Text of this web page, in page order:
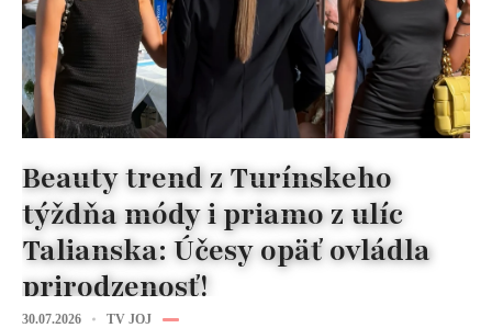
Beauty trend z Turínskeho
týždňa módy i priamo z ulíc
Talianska: Účesy opäť ovládla
prirodzenosť!
30.07.2026 TV JOJ